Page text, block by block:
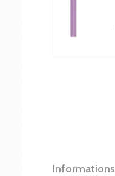
Informations